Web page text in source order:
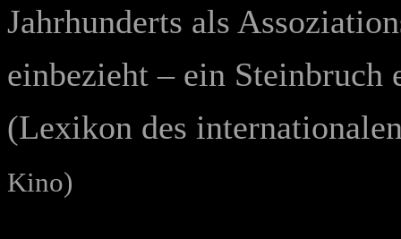
Jahrhunderts als
einbezieht – ein Steinbruch
(Lexikon des
Kino)